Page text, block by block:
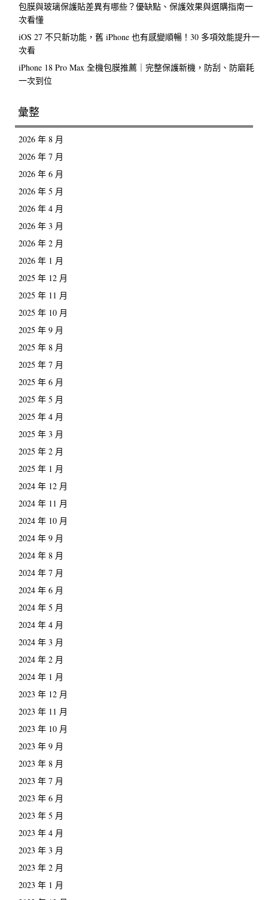
包膜與玻璃保護貼差異有哪些？優缺點、保護效果與選購指南一
次看懂
iOS 27 不只新功能，舊 iPhone 也有感變順暢！30 多項效能提升一
次看
iPhone 18 Pro Max 全機包膜推薦｜完整保護新機，防刮、防磨耗
一次到位
彙整
2026 年 8 月
2026 年 7 月
2026 年 6 月
2026 年 5 月
2026 年 4 月
2026 年 3 月
2026 年 2 月
2026 年 1 月
2025 年 12 月
2025 年 11 月
2025 年 10 月
2025 年 9 月
2025 年 8 月
2025 年 7 月
2025 年 6 月
2025 年 5 月
2025 年 4 月
2025 年 3 月
2025 年 2 月
2025 年 1 月
2024 年 12 月
2024 年 11 月
2024 年 10 月
2024 年 9 月
2024 年 8 月
2024 年 7 月
2024 年 6 月
2024 年 5 月
2024 年 4 月
2024 年 3 月
2024 年 2 月
2024 年 1 月
2023 年 12 月
2023 年 11 月
2023 年 10 月
2023 年 9 月
2023 年 8 月
2023 年 7 月
2023 年 6 月
2023 年 5 月
2023 年 4 月
2023 年 3 月
2023 年 2 月
2023 年 1 月